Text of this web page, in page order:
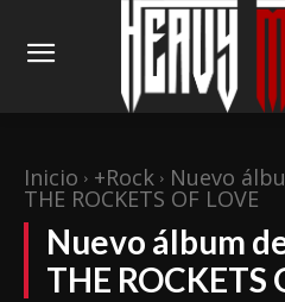
Inicio +Rock Nuevo
THE ROCKETS OF LOVE
Nuevo álbum
THE ROCKETS